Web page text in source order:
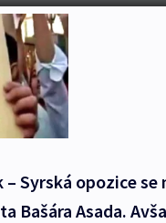
– Syrská opozice
Bašára Asada.